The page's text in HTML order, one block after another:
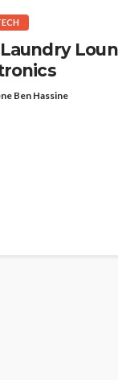
Ben Hassine